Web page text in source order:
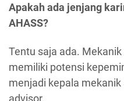
Apakah ada jenjang
AHASS?
Tentu saja ada.
memiliki potensi
menjadi kepala
advisor.